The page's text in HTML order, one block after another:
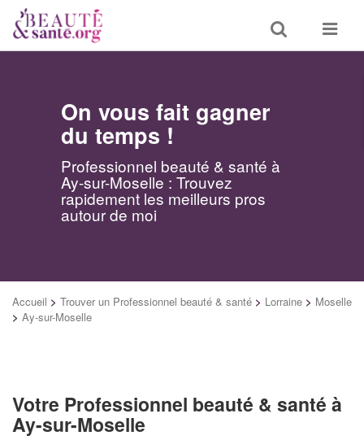
Toggle
search
Toggle
On vous fait gagner
du temps !
Professionnel beauté & santé à
Ay-sur-Moselle : Trouvez
rapidement les meilleurs pros
autour de moi
Accueil > Trouver un Professionnel beauté & santé > Lorraine > Moselle
> Ay-sur-Moselle
Votre Professionnel beauté & santé à
Ay-sur-Moselle